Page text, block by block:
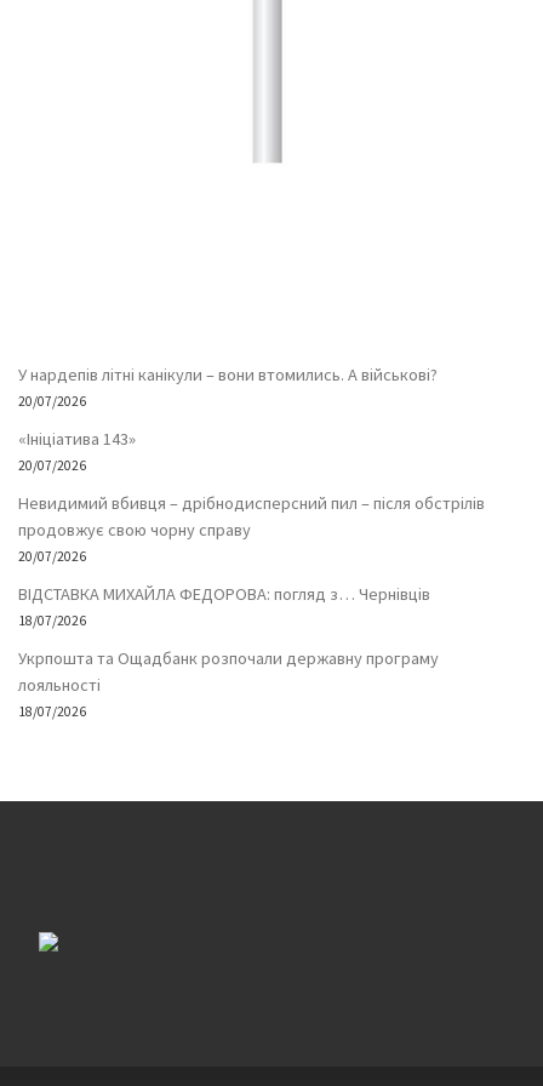
У нардепів літні канікули – вони втомились. А військові?
20/07/2026
«Ініціатива 143»
20/07/2026
Невидимий вбивця – дрібнодисперсний пил – після обстрілів
продовжує свою чорну справу
20/07/2026
ВІДСТАВКА МИХАЙЛА ФЕДОРОВА: погляд з… Чернівців
18/07/2026
Укрпошта та Ощадбанк розпочали державну програму
лояльності
18/07/2026